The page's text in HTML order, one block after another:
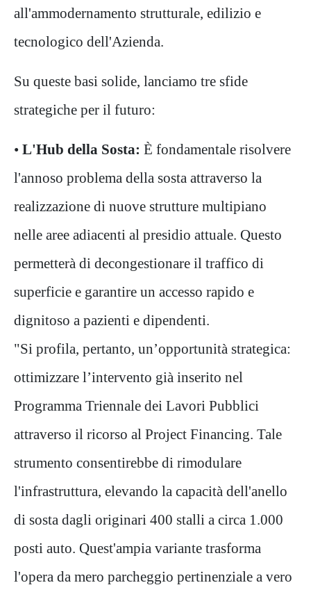
all'ammodernamento strutturale, edilizio e
tecnologico dell'Azienda.
Su queste basi solide, lanciamo tre sfide
strategiche per il futuro:
• L'Hub della Sosta: È fondamentale risolvere
l'annoso problema della sosta attraverso la
realizzazione di nuove strutture multipiano
nelle aree adiacenti al presidio attuale. Questo
permetterà di decongestionare il traffico di
superficie e garantire un accesso rapido e
dignitoso a pazienti e dipendenti.
"Si profila, pertanto, un’opportunità strategica:
ottimizzare l’intervento già inserito nel
Programma Triennale dei Lavori Pubblici
attraverso il ricorso al Project Financing. Tale
strumento consentirebbe di rimodulare
l'infrastruttura, elevando la capacità dell'anello
di sosta dagli originari 400 stalli a circa 1.000
posti auto. Quest'ampia variante trasforma
l'opera da mero parcheggio pertinenziale a vero